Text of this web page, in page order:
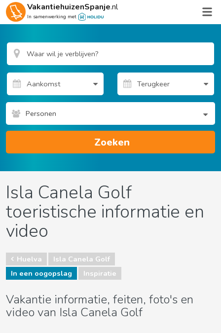
VakantiehuizenSpanje.nl
In samenwerking met
Personen
Zoeken
Isla Canela Golf
toeristische informatie en
video
Huelva
Isla Canela Golf
In een oogopslag
Inspiratie
Vakantie informatie, feiten, foto's en
video van Isla Canela Golf